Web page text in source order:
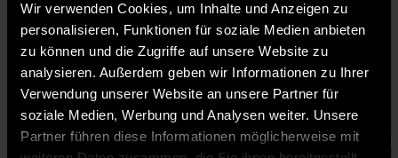
Wir verwenden Cookies, um Inhalte und Anzeigen zu
personalisieren, Funktionen für soziale Medien anbieten
zu können und die Zugriffe auf unsere Website zu
analysieren. Außerdem geben wir Informationen zu Ihrer
Verwendung unserer Website an unsere Partner für
soziale Medien, Werbung und Analysen weiter. Unsere
Partner führen diese Informationen möglicherweise mit
Dr. Jane Käser
Wissenschaftliche Mitarbeiterin